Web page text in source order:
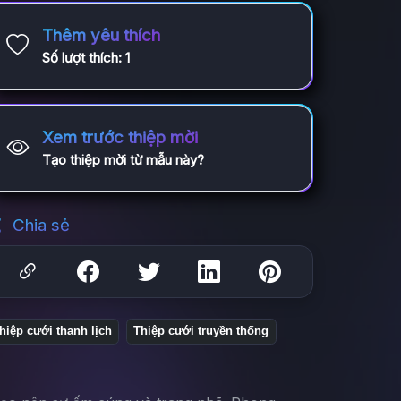
Thêm yêu thích
Số lượt thích: 1
Xem trước thiệp mời
Tạo thiệp mời từ mẫu này?
Chia sẻ
cưới thanh lịch Thiệp cưới truyền thống